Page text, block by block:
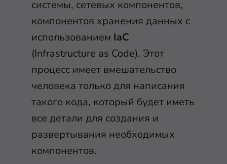
системы, сетевых компонентов,
компонентов хранения данных с
использованием IaC
(Infrastructure as Code). Этот
процесс имеет вмешательство
человека только для написания
такого кода, который будет иметь
все детали для создания и
развертывания необходимых
компонентов.